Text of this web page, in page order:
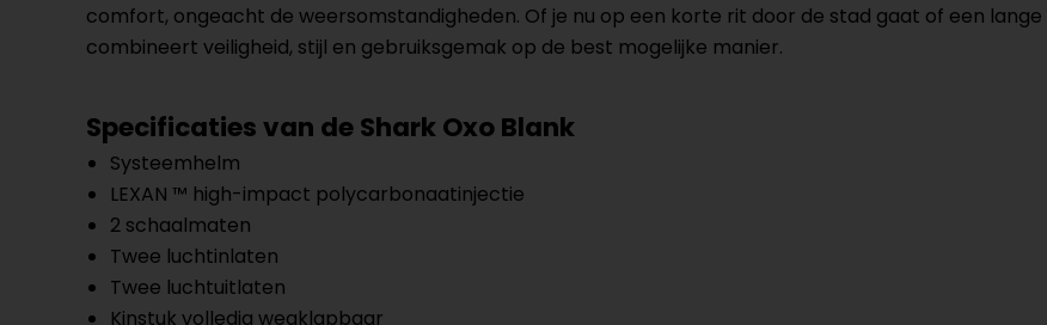
comfort, ongeacht de weersomstandigheden. Of je nu op een korte rit door de stad gaat of een
combineert veiligheid, stijl en gebruiksgemak op de best mogelijke manier.
Specificaties van deShark Oxo Blank
Systeemhelm
LEXAN ™ high-impact polycarbonaatinjectie
2 schaalmaten
Twee luchtinlaten
Twee luchtuitlaten
Kinstuk volledig wegklapbaar